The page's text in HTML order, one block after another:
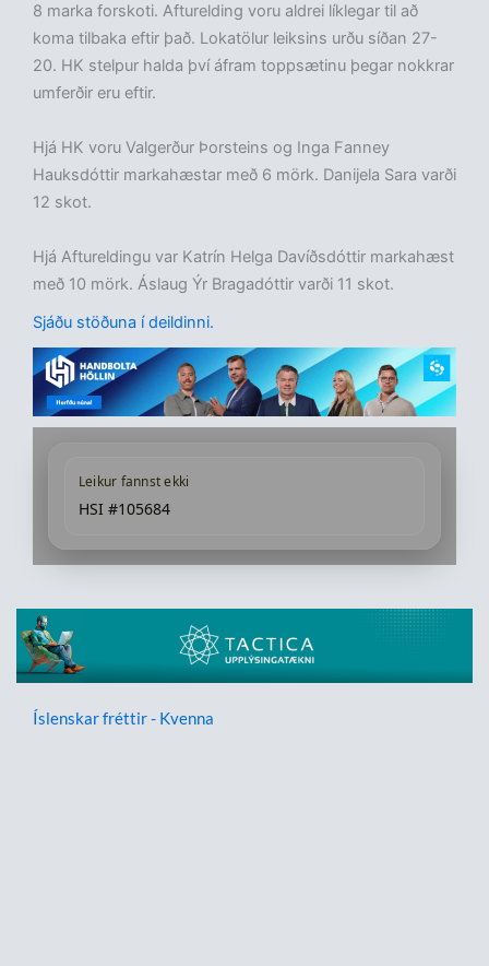
8 marka forskoti. Afturelding voru aldrei líklegar til að
koma tilbaka eftir það. Lokatölur leiksins urðu síðan 27-
20. HK stelpur halda því áfram toppsætinu þegar nokkrar
umferðir eru eftir.
Hjá HK voru Valgerður Þorsteins og Inga Fanney
Hauksdóttir markahæstar með 6 mörk. Danijela Sara varði
12 skot.
Hjá Aftureldingu var Katrín Helga Davíðsdóttir markahæst
með 10 mörk. Áslaug Ýr Bragadóttir varði 11 skot.
Sjáðu stöðuna í deildinni.
Leikur fannst ekki
HSI #105684
Íslenskar fréttir - Kvenna